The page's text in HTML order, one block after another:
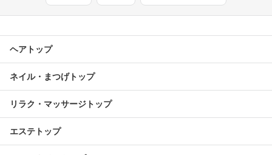
ヘアトップ
ネイル・まつげトップ
リラク・マッサージトップ
エステトップ